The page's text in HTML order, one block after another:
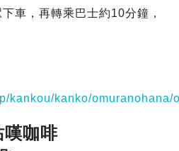
車，再轉乘巴士約10分鐘，
kankou/kanko/omuranohana/
嘆咖啡